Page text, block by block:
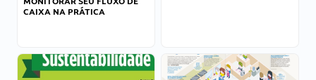
CAIXA NA PRÁTICA